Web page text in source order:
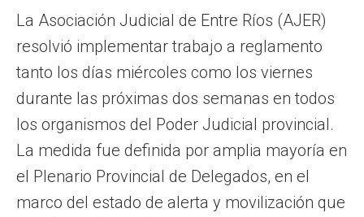
La Asociación Judicial de Entre Ríos (AJER)
resolvió implementar trabajo a reglamento
tanto los días miércoles como los viernes
durante las próximas dos semanas en todos
los organismos del Poder Judicial provincial.
La medida fue definida por amplia mayoría en
el Plenario Provincial de Delegados, en el
marco del estado de alerta y movilización que